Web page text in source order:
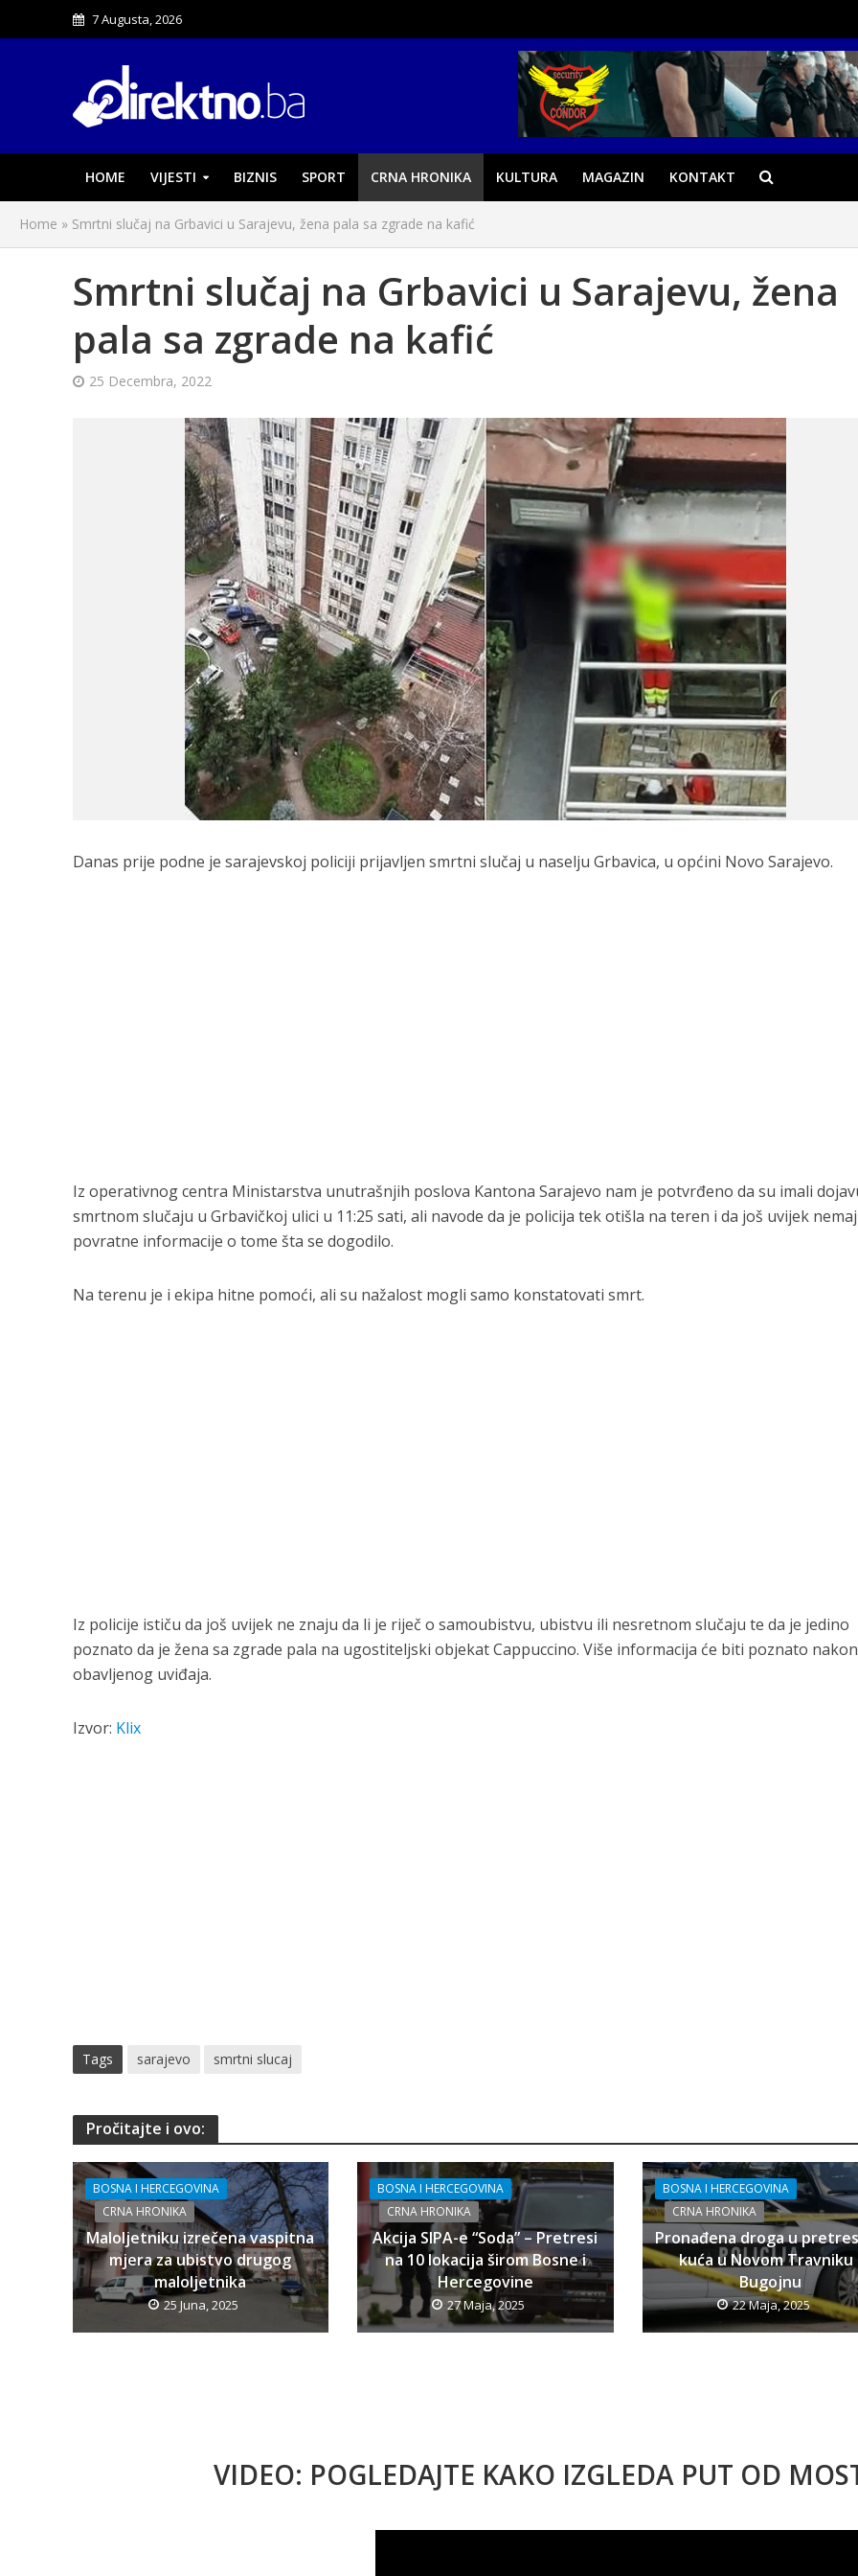
7 Augusta, 2026
HOME VIJESTI BIZNIS SPORT CRNA HRONIKA KULTURA MAGAZIN KONTAKT
Home » Smrtni slučaj na Grbavici u Sarajevu, žena pala sa zgrade na kafić
Smrtni slučaj na Grbavici u Sarajevu, žena
pala sa zgrade na kafić
25 Decembra, 2022
Danas prije podne je sarajevskoj policiji prijavljen smrtni slučaj u naselju Grbavica, u općini Novo Sarajevo.
Iz operativnog centra Ministarstva unutrašnjih poslova Kantona Sarajevo nam je potvrđeno da su imali
smrtnom slučaju u Grbavičkoj ulici u 11:25 sati, ali navode da je policija tek otišla na teren i da još uvijek
povratne informacije o tome šta se dogodilo.
Na terenu je i ekipa hitne pomoći, ali su nažalost mogli samo konstatovati smrt.
Iz policije ističu da još uvijek ne znaju da li je riječ o samoubistvu, ubistvu ili nesretnom slučaju te da je jedino
poznato da je žena sa zgrade pala na ugostiteljski objekat Cappuccino. Više informacija će biti poznato nakon
obavljenog uviđaja.
Izvor: Klix
Tags sarajevo smrtni slucaj
Pročitajte i ovo:
BOSNA I HERCEGOVINA
CRNA HRONIKA
Maloljetniku izrečena vaspitna
mjera za ubistvo drugog
maloljetnika
25 Juna, 2025
BOSNA I HERCEGOVINA
CRNA HRONIKA
Akcija SIPA-e “Soda” – Pretresi
na 10 lokacija širom Bosne i
Hercegovine
27 Maja, 2025
BOSNA I HERCEGOVINA
CRNA HRONIKA
Pronađena droga u
kuća u Novom Travniku
Bugojnu
22 Maja, 2025
VIDEO: POGLEDAJTE KAKO IZGLEDA PUT OD